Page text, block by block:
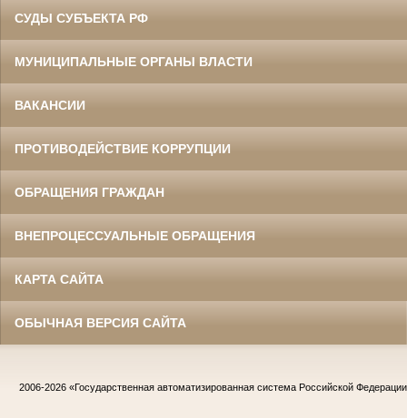
СУДЫ СУБЪЕКТА РФ
МУНИЦИПАЛЬНЫЕ ОРГАНЫ ВЛАСТИ
ВАКАНСИИ
ПРОТИВОДЕЙСТВИЕ КОРРУПЦИИ
ОБРАЩЕНИЯ ГРАЖДАН
ВНЕПРОЦЕССУАЛЬНЫЕ ОБРАЩЕНИЯ
КАРТА САЙТА
ОБЫЧНАЯ ВЕРСИЯ САЙТА
2006-2026 «Государственная автоматизированная система Российской